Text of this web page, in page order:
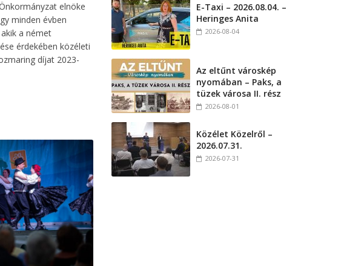
elnöke
minden évben
a német
érdekében közéleti
díjat 2023-
E-Taxi – 2026.08.04. –
Heringes Anita
2026-08-04
Az eltűnt városkép
nyomában – Paks, a
tüzek városa II. rész
2026-08-01
Közélet Közelről –
2026.07.31.
2026-07-31